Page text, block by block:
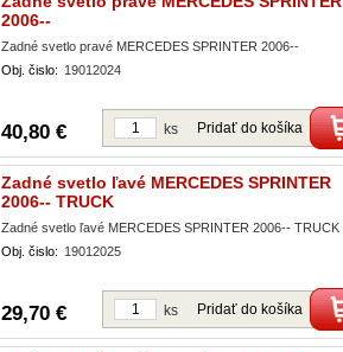
2006--
Zadné svetlo pravé MERCEDES SPRINTER 2006--
Obj. čislo: 19012024
40,80 € Pridať do košíka
ks
Zadné svetlo ľavé MERCEDES SPRINTER
2006-- TRUCK
Zadné svetlo ľavé MERCEDES SPRINTER 2006-- TRUCK
Obj. čislo: 19012025
29,70 € Pridať do košíka
ks